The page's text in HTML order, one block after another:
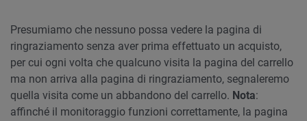
Presumiamo che nessuno possa vedere la pagina di
ringraziamento senza aver prima effettuato un acquisto,
per cui ogni volta che qualcuno visita la pagina del carrello
ma non arriva alla pagina di ringraziamento, segnaleremo
quella visita come un abbandono del carrello. Nota:
affinché il monitoraggio funzioni correttamente, la pagina